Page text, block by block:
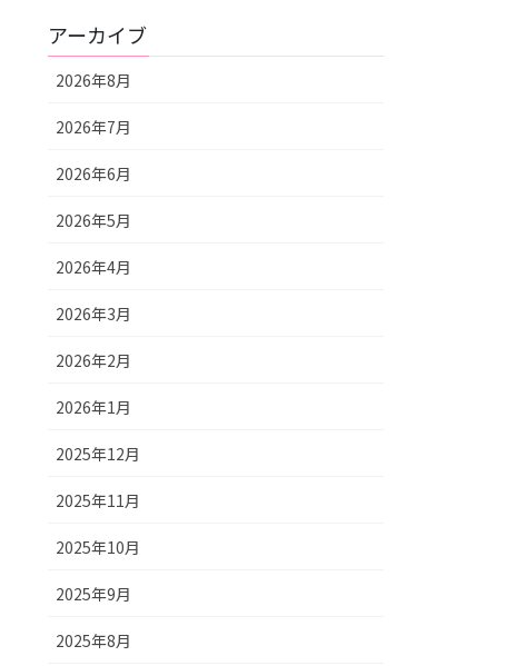
アーカイブ
2026年8月
2026年7月
2026年6月
2026年5月
2026年4月
2026年3月
2026年2月
2026年1月
2025年12月
2025年11月
2025年10月
2025年9月
2025年8月